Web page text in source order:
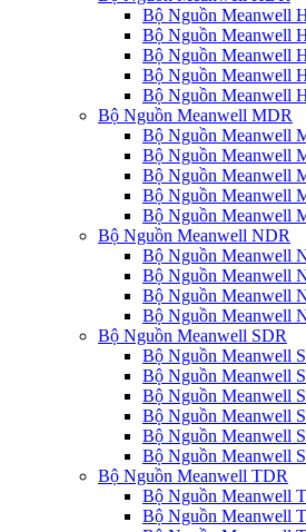
Bộ Nguồn Meanwell
Bộ Nguồn Meanwell
Bộ Nguồn Meanwell
Bộ Nguồn Meanwell
Bộ Nguồn Meanwell
Bộ Nguồn Meanwell MDR
Bộ Nguồn Meanwell
Bộ Nguồn Meanwell
Bộ Nguồn Meanwell
Bộ Nguồn Meanwell
Bộ Nguồn Meanwell
Bộ Nguồn Meanwell NDR
Bộ Nguồn Meanwell
Bộ Nguồn Meanwell
Bộ Nguồn Meanwell
Bộ Nguồn Meanwell
Bộ Nguồn Meanwell SDR
Bộ Nguồn Meanwell
Bộ Nguồn Meanwell
Bộ Nguồn Meanwell
Bộ Nguồn Meanwell
Bộ Nguồn Meanwell
Bộ Nguồn Meanwell
Bộ Nguồn Meanwell TDR
Bộ Nguồn Meanwell
Bộ Nguồn Meanwell